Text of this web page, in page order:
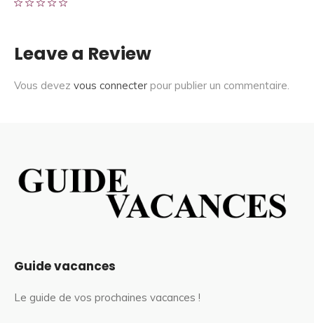
Leave a Review
Vous devez vous connecter pour publier un commentaire.
Guide vacances
Le guide de vos prochaines vacances !